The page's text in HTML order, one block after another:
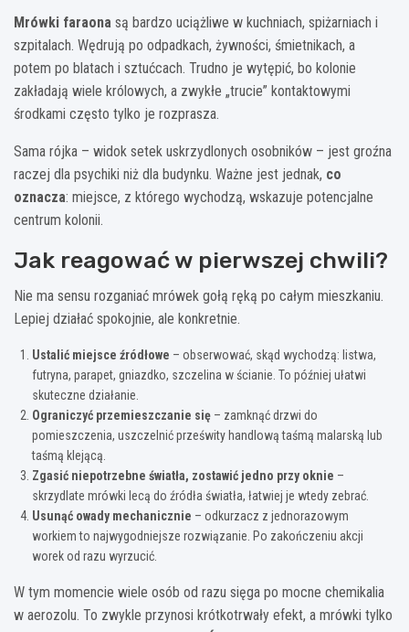
Mrówki faraona są bardzo uciążliwe w kuchniach, spiżarniach i
szpitalach. Wędrują po odpadkach, żywności, śmietnikach, a
potem po blatach i sztućcach. Trudno je wytępić, bo kolonie
zakładają wiele królowych, a zwykłe „trucie” kontaktowymi
środkami często tylko je rozprasza.
Sama rójka – widok setek uskrzydlonych osobników – jest groźna
raczej dla psychiki niż dla budynku. Ważne jest jednak, co
oznacza: miejsce, z którego wychodzą, wskazuje potencjalne
centrum kolonii.
Jak reagować w pierwszej chwili?
Nie ma sensu rozganiać mrówek gołą ręką po całym mieszkaniu.
Lepiej działać spokojnie, ale konkretnie.
Ustalić miejsce źródłowe – obserwować, skąd wychodzą: listwa,
futryna, parapet, gniazdko, szczelina w ścianie. To później ułatwi
skuteczne działanie.
Ograniczyć przemieszczanie się – zamknąć drzwi do
pomieszczenia, uszczelnić prześwity handlową taśmą malarską lub
taśmą klejącą.
Zgasić niepotrzebne światła, zostawić jedno przy oknie –
skrzydlate mrówki lecą do źródła światła, łatwiej je wtedy zebrać.
Usunąć owady mechanicznie – odkurzacz z jednorazowym
workiem to najwygodniejsze rozwiązanie. Po zakończeniu akcji
worek od razu wyrzucić.
W tym momencie wiele osób od razu sięga po mocne chemikalia
w aerozolu. To zwykle przynosi krótkotrwały efekt, a mrówki tylko